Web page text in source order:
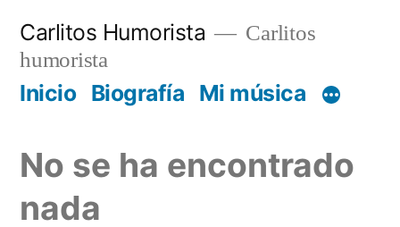
contenido
Carlitos Humorista
Carlitos
humorista
Inicio Biografía Mi música
No se ha encontrado
nada